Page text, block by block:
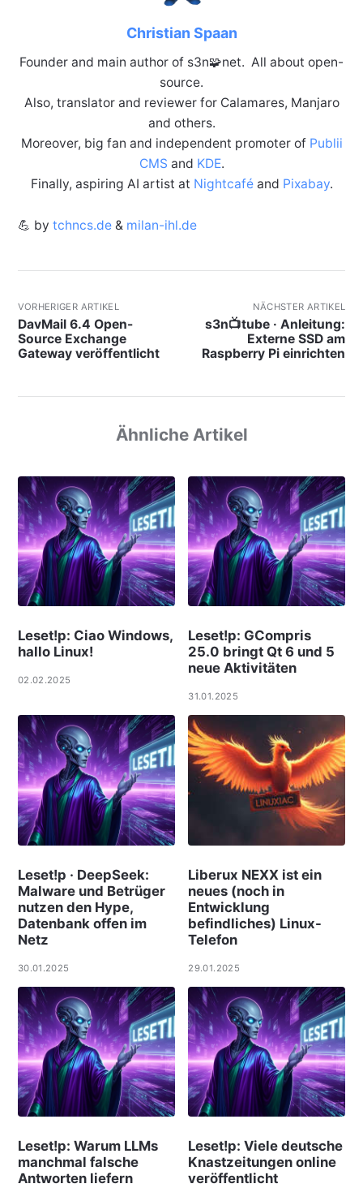
Christian Spaan
Founder and main author of s3n🧩net. All about open-
source.
Also, translator and reviewer for Calamares, Manjaro
and others.
Moreover, big fan and independent promoter of Publii
CMS and KDE.
Finally, aspiring AI artist at Nightcaféand Pixabay.
💪 by tchncs.de& milan-ihl.de
VORHERIGER ARTIKEL
DavMail 6.4 Open-
Source Exchange
Gateway veröffentlicht
NÄCHSTER ARTIKEL
s3n📺tube · Anleitung:
Externe SSD am
Raspberry Pi einrichten
Ähnliche Artikel
Leset!p: Ciao Windows,
hallo Linux!
02.02.2025
Leset!p: GCompris
25.0 bringt Qt 6 und 5
neue Aktivitäten
31.01.2025
Leset!p · DeepSeek:
Malware und Betrüger
nutzen den Hype,
Datenbank offen im
Netz
30.01.2025
Liberux NEXX ist ein
neues (noch in
Entwicklung
befindliches) Linux-
Telefon
29.01.2025
Leset!p: Warum LLMs
manchmal falsche
Antworten liefern
Leset!p: Viele deut­sche
Knast­zei­tungen online
ver­öf­f­ent­licht